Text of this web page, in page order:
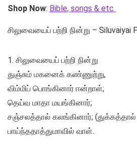
Shop Now: Bible, songs & etc
சிலுவையைப் பற்றி நின்று – Siluvaiyai
1. சிலுவையைப் பற்றி நின்று
துஞ்சும் மகனைக் கண்ணுற்று,
விம்மிப் பொங்கினார் ஈன்றாள்;
தெய்வ மாதா மயங்கினார்;
சஞ்சலத்தால் கலங்கினார்; (துக்கத்தால்
பாய்ந்ததாத்துமாவில் வாள்.